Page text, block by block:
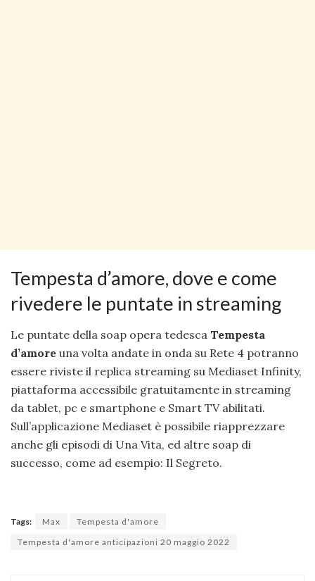
Tempesta d’amore, dove e come
rivedere le puntate in streaming
Le puntate della soap opera tedesca Tempesta
d’amore una volta andate in onda su Rete 4 potranno
essere riviste il replica streaming su Mediaset Infinity,
piattaforma accessibile gratuitamente in streaming
da tablet, pc e smartphone e Smart TV abilitati.
Sull’applicazione Mediaset è possibile riapprezzare
anche gli episodi di Una Vita, ed altre soap di
successo, come ad esempio: Il Segreto.
Tags: Max
Tempesta d'amore
Tempesta d'amore anticipazioni 20 maggio 2022